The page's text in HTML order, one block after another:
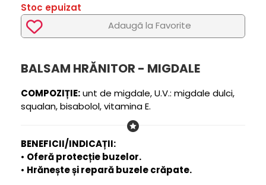
Stoc epuizat
Adaugã la Favorite
BALSAM HRĂNITOR - MIGDALE
COMPOZIȚIE:unt de migdale, U.V.: migdale dulci,
squalan, bisabolol, vitamina E.
BENEFICII/INDICAȚII:
• Oferă protecție buzelor.
• Hrănește și repară buzele crăpate.